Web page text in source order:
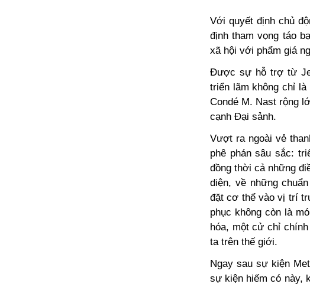
Với quyết định chủ
định tham vọng táo
xã hội với phẩm giá
Được sự hỗ trợ từ
triển lãm không chỉ
Condé M. Nast rộng
cạnh Đại sảnh.
Vượt ra ngoài vẻ
phê phán sâu sắc:
đồng thời cả những
diện, về những
đặt cơ thể vào vị trí
phục không còn là
hóa, một cử chỉ
ta trên thế giới.
Ngay sau sự kiện
sự kiện hiếm có này,